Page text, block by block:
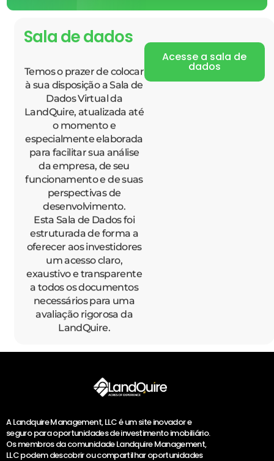
Sala de dados
Temos o prazer de colocar
à sua disposição a Sala de
Dados Virtual da
LandQuire, atualizada até
o momento e
especialmente elaborada
para facilitar sua análise
da empresa, de seu
funcionamento e de suas
perspectivas de
desenvolvimento.
Esta Sala de Dados foi
estruturada de forma a
oferecer aos investidores
um acesso claro,
exaustivo e transparente
a todos os documentos
necessários para uma
avaliação rigorosa da
LandQuire.
Acesse a sala de
dados
A Landquire Management, LLC é um site inovador e
seguro para oportunidades de investimento imobiliário.
Os membros da comunidade Landquire Management,
LLC podem descobrir ou compartilhar oportunidades